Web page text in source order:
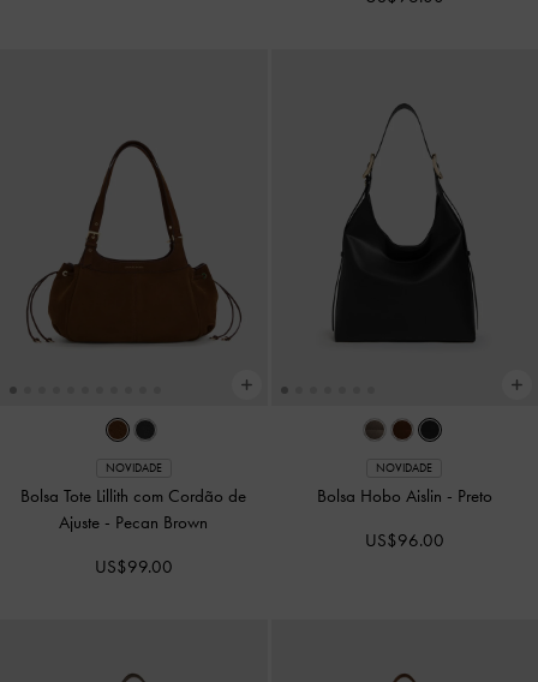
-Multicolorido
Tubular- Multicolorido